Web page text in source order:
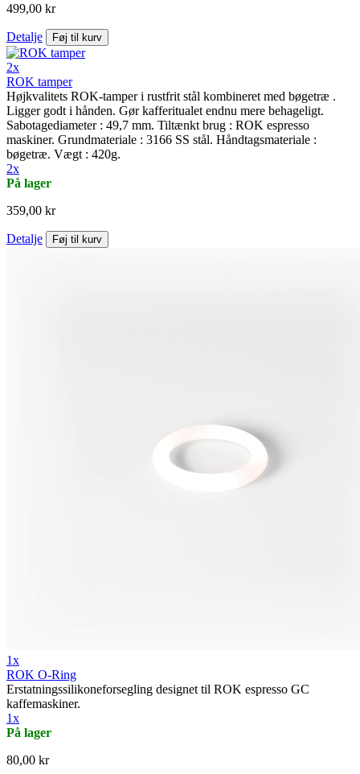
499,00 kr
Detalje Føj til kurv
2x
ROK tamper
Højkvalitets ROK-tamper i rustfrit stål kombineret med bøgetræ .
Ligger godt i hånden. Gør kafferitualet endnu mere behageligt.
Sabotagediameter : 49,7 mm. Tiltænkt brug : ROK espresso
maskiner. Grundmateriale : 3166 SS stål. Håndtagsmateriale :
bøgetræ. Vægt : 420g.
2x
På lager
359,00 kr
Detalje Føj til kurv
1x
ROK O-Ring
Erstatningssilikoneforsegling designet til ROK espresso GC
kaffemaskiner.
1x
På lager
80,00 kr